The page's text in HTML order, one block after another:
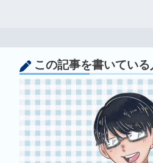
この記事を書いている